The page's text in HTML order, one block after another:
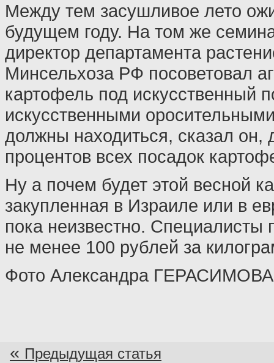
Между тем засушливое лето
будущем году. На том же
директор департамента
Минсельхоза РФ посоветовал
картофель под искусственный
искусственными
должны находиться, сказал он,
процентов всех посадок
Ну а почем будет этой весной
закупленная в Израиле или в
пока неизвестно. Специалисты
не менее 100 рублей за
Фото Александра
« Предыдущая статья